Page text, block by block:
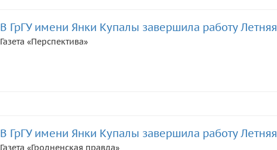
В ГрГУ имени Янки Купалы завершила работу
Газета «Перспектива»
В ГрГУ имени Янки Купалы завершила работу
Газета «Гродненская правда»